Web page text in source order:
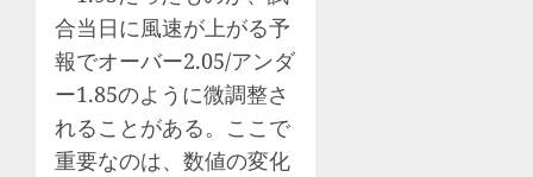
合当日に風速が上がる予
報でオーバー2.05/アンダ
ー1.85のように微調整さ
れることがある。ここで
重要なのは、数値の変化